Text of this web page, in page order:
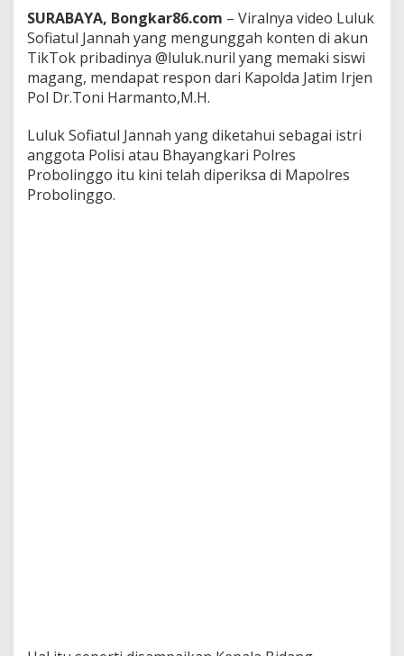
a
p
o
l
r
e
s
r
o
b
o
l
SURABAYA, Bongkar86.com – Viralnya video Luluk
Sofiatul Jannah yang mengunggah konten di akun
TikTok pribadinya @luluk.nuril yang memaki siswi
magang, mendapat respon dari Kapolda Jatim Irjen
Pol Dr.Toni Harmanto,M.H.
Luluk Sofiatul Jannah yang diketahui sebagai istri
anggota Polisi atau Bhayangkari Polres
Probolinggo itu kini telah diperiksa di Mapolres
Probolinggo.